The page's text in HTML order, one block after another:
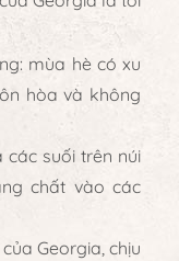
mùa hè có xu
hòa và không
các suối trên núi
chất vào các
Georgia, chịu